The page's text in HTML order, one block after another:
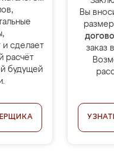
и сделает
расчёт
будущей
Вы
заказ